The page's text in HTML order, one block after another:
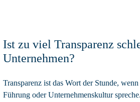
Ist zu viel Transparenz
Unternehmen?
Transparenz ist das Wort der Stunde,
Führung oder Unternehmenskultur